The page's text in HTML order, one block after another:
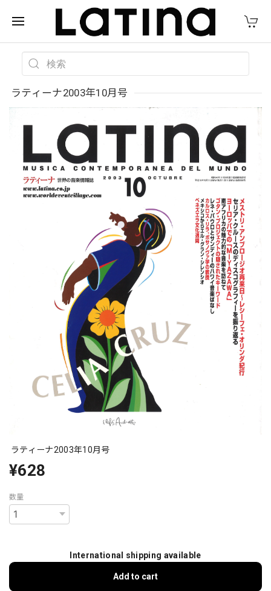
ラティーナ2003年10月号
ラティーナ2003年10月号
¥628
数量
International shipping available
Add to cart